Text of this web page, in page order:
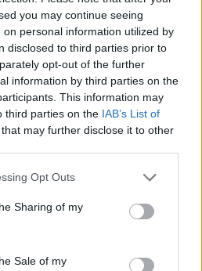
you may continue seeing
personal information utilized by
disclosed to third parties prior to
opt-out of the further
information by third parties on the
This information may
third parties on the IAB’s List of
that may further disclose it to other
Opt Outs
Sharing of my
Sale of my
et l’organisation
Big Five, souvent
Psychologies, cette réaction
profil consciencieux et
désigne un sens du devoir,
la bienveillance et la
à ne pas laisser l’autre en